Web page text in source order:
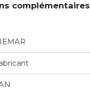
complémentaires